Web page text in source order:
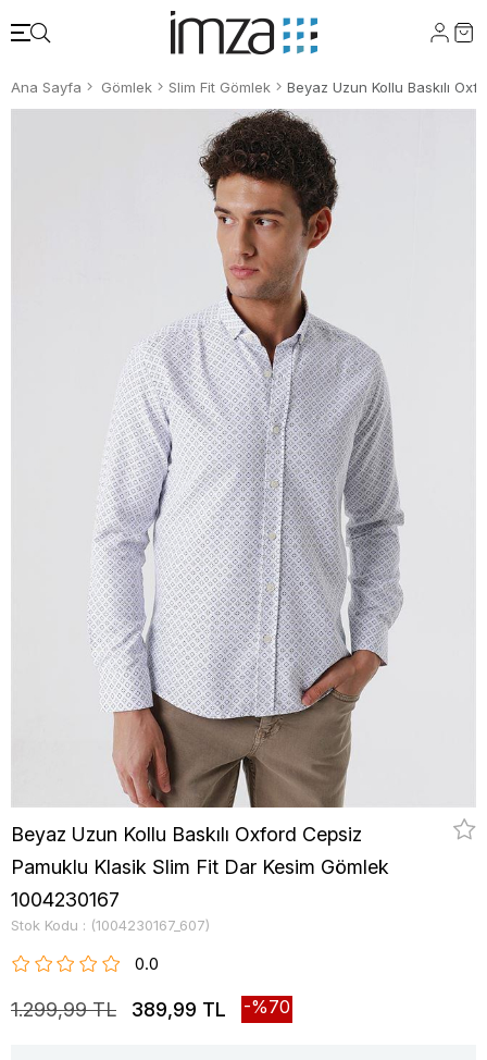
Ana Sayfa Gömlek Slim Fit Gömlek
Beyaz Uzun Kollu Baskılı Oxford Cepsiz
Pamuklu Klasik Slim Fit Dar Kesim Gömlek
1004230167
Stok Kodu (1004230167_607)
0.0
1.299,99 TL 389,99 TL 70